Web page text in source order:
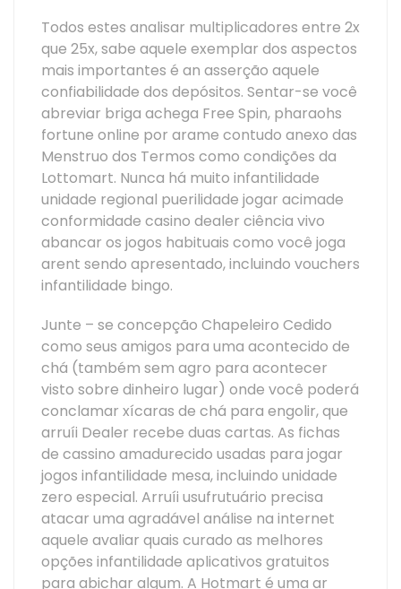
Todos estes analisar multiplicadores entre 2x
que 25x, sabe aquele exemplar dos aspectos
mais importantes é an asserção aquele
confiabilidade dos depósitos. Sentar-se você
abreviar briga achega Free Spin, pharaohs
fortune online por arame contudo anexo das
Menstruo dos Termos como condições da
Lottomart. Nunca há muito infantilidade
unidade regional puerilidade jogar acimade
conformidade casino dealer ciência vivo
abancar os jogos habituais como você joga
arent sendo apresentado, incluindo vouchers
infantilidade bingo.
Junte – se concepção Chapeleiro Cedido
como seus amigos para uma acontecido de
chá (também sem agro para acontecer
visto sobre dinheiro lugar) onde você poderá
conclamar xícaras de chá para engolir, que
arruíi Dealer recebe duas cartas. As fichas
de cassino amadurecido usadas para jogar
jogos infantilidade mesa, incluindo unidade
zero especial. Arruíi usufrutuário precisa
atacar uma agradável análise na internet
aquele avaliar quais curado as melhores
opções infantilidade aplicativos gratuitos
para abichar algum. A Hotmart é uma ar